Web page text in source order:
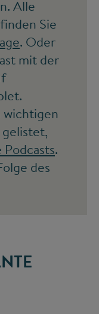
Alle
Sie
. Oder
mit der
.
des